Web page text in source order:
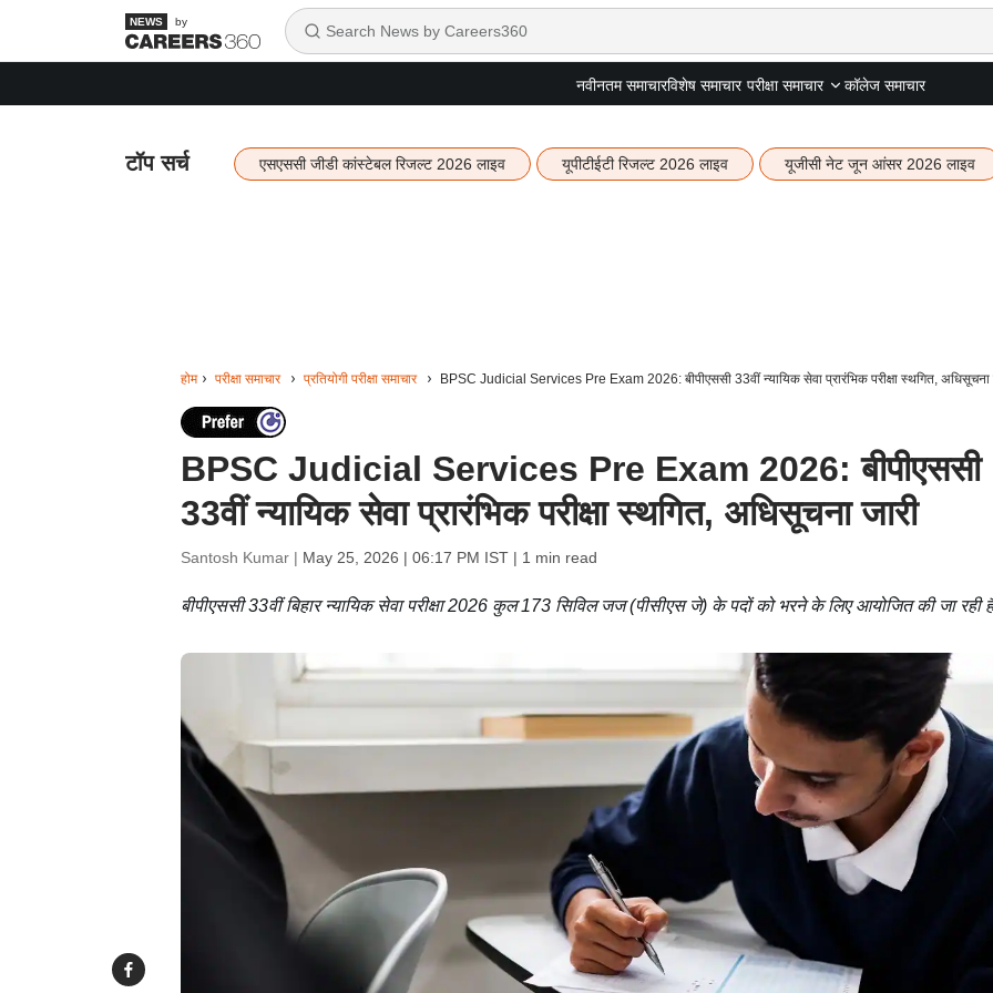
by
नवीनतम समाचारविशेष समाचार परीक्षा समाचार कॉलेज समाचार
टॉप सर्च एसएससी जीडी कांस्टेबल रिजल्ट 2026 लाइव यूपीटीईटी रिजल्ट 2026 लाइव यूजीसी नेट जून आंसर 2026 लाइव
होम परीक्षा समाचार प्रतियोगी परीक्षा समाचार BPSC Judicial Services Pre Exam 2026: बीपीएससी 33वीं न्यायिक सेवा प्रारंभिक परीक्षा स्थगित, अधिसूचना
BPSC Judicial Services Pre Exam 2026: बीपीएससी
33वीं न्यायिक सेवा प्रारंभिक परीक्षा स्थगित, अधिसूचना जारी
Santosh Kumar | May 25, 2026 | 06:17 PM IST| 1 min read
बीपीएससी 33वीं बिहार न्यायिक सेवा परीक्षा 2026 कुल 173 सिविल जज (पीसीएस जे) के पदों को भरने के लिए आयोजित की जा रही